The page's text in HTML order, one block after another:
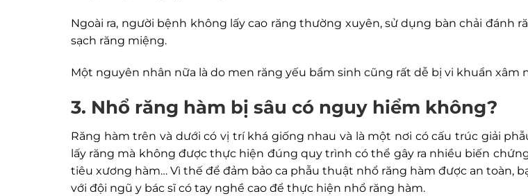
Ngoài ra, người bệnh không lấy cao răng thường xuyên, sử dụng bàn chải đánh
sạch răng miệng.
Một nguyên nhân nữa là do men răng yếu bẩm sinh cũng rất dễ bị vi khuẩn xâm
3. Nhổ răng hàm bị sâu có nguy hiểm không?
Răng hàm trên và dưới có vị trí khá giống nhau và là một nơi có cấu trúc giải
lấy răng mà không được thực hiện đúng quy trình có thể gây ra nhiều biến
tiêu xương hàm… Vì thế để đảm bảo ca phẫu thuật nhổ răng hàm được an toàn,
với đội ngũ y bác sĩ có tay nghề cao để thực hiện nhổ răng hàm.